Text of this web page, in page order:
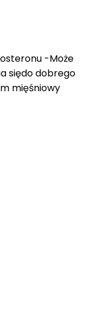
-Może
siędo dobrego
mięśniowy